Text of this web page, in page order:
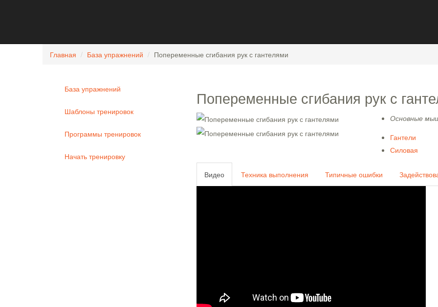
Главная База упражнений Попеременные сгибания рук с гантелями
База упражнений
Шаблоны тренировок
Программы тренировок
Начать тренировку
Попеременные сгибания рук с
Основные
Гантели
Силовая
Видео Техника выполнения Типичные ошибки